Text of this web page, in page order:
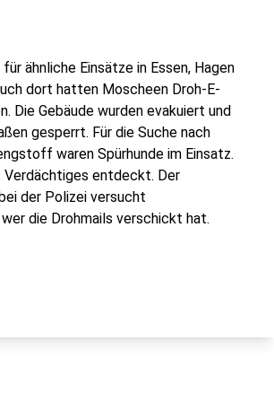
ähnliche Einsätze in Essen, Hagen
dort hatten Moscheen Droh-E-
Die Gebäude wurden evakuiert und
gesperrt. Für die Suche nach
waren Spürhunde im Einsatz.
Verdächtiges entdeckt. Der
der Polizei versucht
die Drohmails verschickt hat.